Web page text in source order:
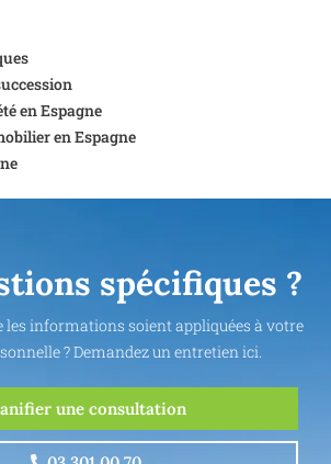
en Espagne
en Espagne
spécifiques ?
les informations soient appliquées à votre
? Demandez un entretien ici.
une consultation